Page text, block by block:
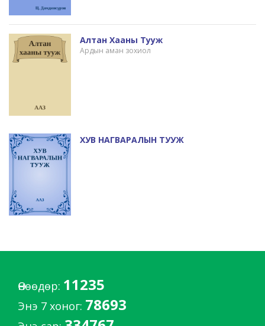
Алтан Хааны Тууж
Ардын аман зохиол
ХУВ НАГВАРАЛЫН ТУУЖ
Өнөөдөр: 11235
Энэ 7 хоног: 78693